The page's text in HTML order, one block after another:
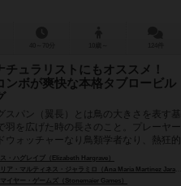
Zvezda）
チュラリストにもオススメ！
ンボが爽快な本格タブロービル
パン（翼長）とは鳥の大きさを表す基
羽を広げた時の長さのこと。プレーヤー
ウォッチャーなり鳥類学者なり、熱狂的
家になって、自分だけのバー...
・ハグレイブ（Elizabeth Hargrave）
ア・マルティネス・ジャラミロ（Ana Maria Martinez Jaramillo）
イヤー・ゲームズ（Stonemaier Games）